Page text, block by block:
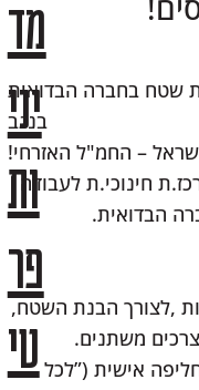
מד
יני
ות
פר
טי
‬בנגב
לתפקיד‭ ‬שטח‭ ‬משמעותי‭ ‬דרוש‭.‬ה‭ ‬רכז‭.‬ת‭ ‬חינוכי‭.‬ת‭ ‬לעבודה‭
ניהול‭ ‬קשר‭ ‬רציף‭ ‬עם‭ ‬רשויות‭ ‬מקומיות‭, ‬לצורך‭ ‬הבנת‭ ‬השטח‭,
גיבוש‭ ‬מענים‭ ‬ותכניות‭ ‬מותאמות‭ (‬“חליפה‭ ‬אישית‮”‬‭) ‬לכל‭